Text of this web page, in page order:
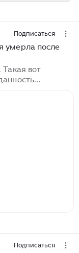
Подписаться
умерла после
вот
Подписаться